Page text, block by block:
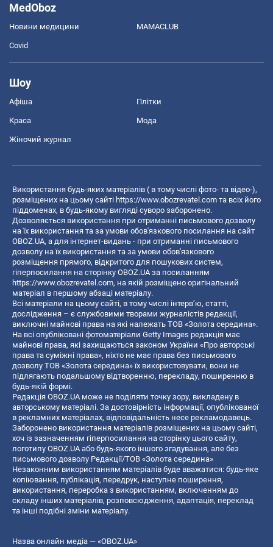
MedOboz
Новини медицини MAMACLUB
Covid
Шоу
Афіша Плітки
Краса Мода
Жіночий журнал
Використання будь-яких матеріалів ( в тому числі фото- та відео-),
розміщених на цьому сайті https://www.obozrevatel.com та всіх його
піддоменах, в будь-якому вигляді суворо заборонено.
Дозволяється використання при отриманні письмового дозволу
на їх використання та за умови обов'язкового посилання на сайт
OBOZ.UA, а для інтернет-видань - при отриманні письмового
дозволу на їх використання та за умови обов'язкового
розміщення прямого, відкритого для пошукових систем,
гіперпосилання на сторінку OBOZ.UA за посиланням
https://www.obozrevatel.com, на якій розміщено оригінальний
матеріал в першому абзаці матеріалу.
Всі матеріали на цьому сайті, в тому числі інтерв’ю, статті,
дослідження – є службовими творами журналістів редакції,
виключні майнові права на які належать ТОВ «Золота середина».
На всі опубліковані фотоматеріали Getty Images редакція має
майнові права, які захищаються законом України «Про авторські
права та суміжні права», ніхто не має права без письмового
дозволу ТОВ «Золота середина» їх використовувати, вони не
підлягають подальшому відтворенню, перекладу, поширенню в
будь-якій формі.
Редакція OBOZ.UA може не поділяти точку зору, викладену в
авторському матеріалі. За достовірність інформації, опублікованої
в рекламних матеріалах, відповідальність несе рекламодавець.
Заборонено використання матеріалів розміщених на цьому сайті,
хоч із зазначенням гіперпосилання на сторінку цього сайту,
логотипу OBOZ.UA або будь-якого іншого згадування, але без
письмового дозволу Редакції/ТОВ «Золота середина»
Незаконним використанням матеріалів буде вважатися: будь-яке
копiювання, публiкацiя, передрук, наступне поширення,
використання, переробка з використанням, включенням до
складу інших матеріалів, розповсюдження, адаптація, переклад
та інші подібні зміни матеріалу.
Назва онлайн медіа — «OBOZ.UA»